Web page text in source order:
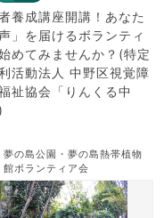
養成講座開講！あなた
」を届けるボランティ
めてみませんか？(特定
活動法人 中野区視覚障
祉協会「りんくる中
夢の島公園・夢の島熱帯植物
館ボランティア会